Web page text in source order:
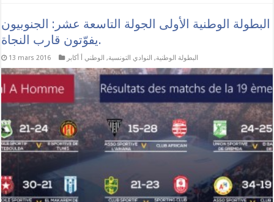
البطولة الوطنية الأولى الجولة التاسعة عشر: الجنوبيون
يفوّتون قارب النجاة.
13 mars 2016 البطولة الوطنية, النوادي التونسية, الوطني أ أكابر